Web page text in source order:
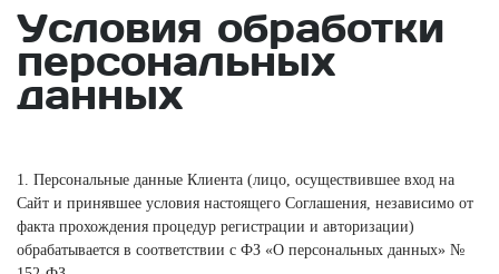
Условия обработки
персональных
данных
1. Персональные данные Клиента (лицо, осуществившее вход на
Сайт и принявшее условия настоящего Соглашения, независимо от
факта прохождения процедур регистрации и авторизации)
обрабатывается в соответствии с ФЗ «О персональных данных» №